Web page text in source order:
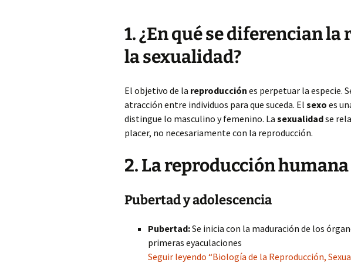
1. ¿En qué se diferencian
la sexualidad?
El objetivo de la reproducción es perpetuar la especie.
atracción entre individuos para que suceda. El sexo es
distingue lo masculino y femenino. La sexualidadse
placer, no necesariamente con la reproducción.
2. La reproducción humana
Pubertad y adolescencia
Pubertad:Se inicia con la maduración de los
primeras eyaculaciones
Seguir leyendo “Biología de la Reproducción,